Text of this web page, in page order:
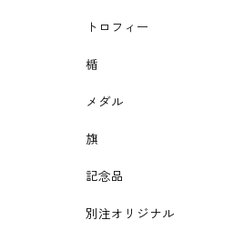
トロフィー
楯
メダル
旗
記念品
別注オリジナル